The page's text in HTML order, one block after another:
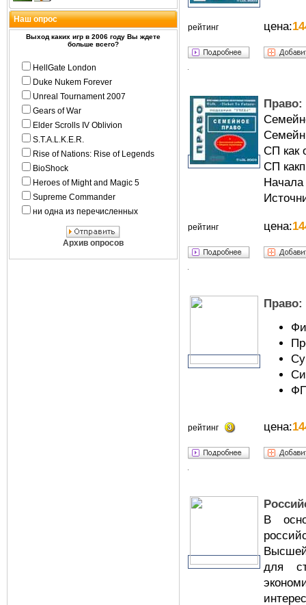
Наш опрос
Выход каких игр в 2006 году Вы ждете
больше всего?
HellGate London
Duke Nukem Forever
Unreal Tournament 2007
Gears of War
Elder Scrolls IV Oblivion
S.T.A.L.K.E.R.
Rise of Nations: Rise of Legends
BioShock
Heroes of Might and Magic 5
Supreme Commander
ни одна из перечисленных
Архив опросов
рейтинг цена:
Право:
СП как
СП
рейтинг цена:
Право:
рейтинг цена:
В
для